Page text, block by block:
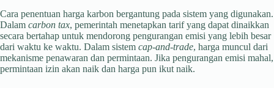
Cara penentuan harga karbon bergantung pada sistem yang digunakan.
Dalam carbon tax, pemerintah menetapkan tarif yang dapat dinaikkan
secara bertahap untuk mendorong pengurangan emisi yang lebih besar
dari waktu ke waktu. Dalam sistem cap-and-trade, harga muncul dari
mekanisme penawaran dan permintaan. Jika pengurangan emisi mahal,
permintaan izin akan naik dan harga pun ikut naik.